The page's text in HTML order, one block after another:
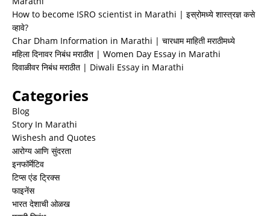
How to become ISRO scientist in Marathi | इस्रोमध्ये शास्त्रज्ञ कसे
व्हावे?
Char Dham Information in Marathi | चारधाम माहिती मराठीमध्ये
महिला दिनावर निबंध मराठीत | Women Day Essay in Marathi
दिवाळीवर निबंध मराठीत | Diwali Essay in Marathi
Categories
Blog
Story In Marathi
Wishesh and Quotes
आरोग्य आणि सुंदरता
इनफॉर्मेटिव
टिप्स एंड ट्रिक्स
फाइनेंस
भारत देशाची ओळख